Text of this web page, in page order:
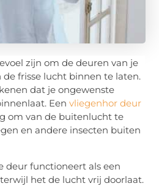
zijn om de deuren van je
frisse lucht binnen te laten.
dat je ongewenste
Eenvliegenhor deur
om van de buitenlucht te
en andere insecten buiten
deur functioneert als een
het de lucht vrij doorlaat.